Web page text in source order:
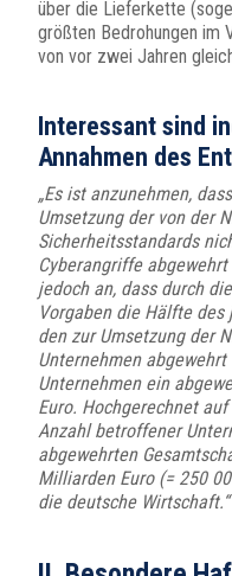
über die Lieferkette
größten Bedrohungen im
von vor zwei Jahren
Interessant sind
Annahmen des
„Es ist anzunehmen,
Umsetzung der von der
Sicherheitsstandards
Cyberangriffe
jedoch an, dass durch
Vorgaben die Hälfte
den zur Umsetzung der
Unternehmen
Unternehmen ein
Euro. Hochgerechnet
Anzahl betroffener
abgewehrten
Milliarden Euro (= 250
die deutsche Wirtschaft.“